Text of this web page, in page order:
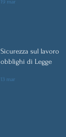
19 mar
Sicurezza sul lavoro
obblighi di Legge
13 mar